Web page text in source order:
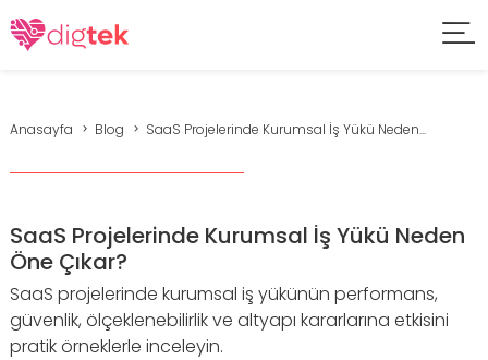
Anasayfa Blog SaaS Projelerinde Kurumsal İş Yükü Neden...
SaaS Projelerinde Kurumsal İş Yükü Neden
Öne Çıkar?
SaaS projelerinde kurumsal iş yükünün performans,
güvenlik, ölçeklenebilirlik ve altyapı kararlarına etkisini
pratik örneklerle inceleyin.